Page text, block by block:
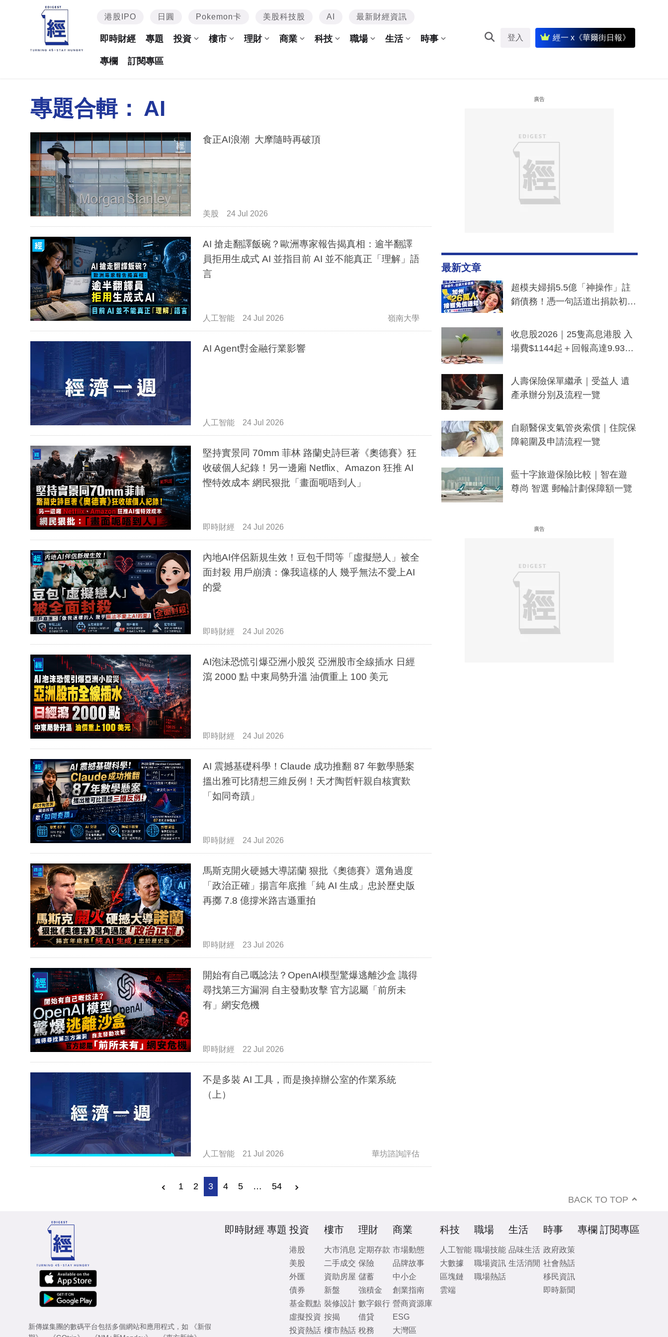
港股IPO 日圓 Pokemon卡 美股科技股 AI 最新財經資訊
即時財經 專題 投資 樓市 理財 商業 科技 職場 生活 時事
專欄 訂閱專區
登入 經一 x《華爾街日報》
專題合輯： AI
食正AI浪潮 大摩隨時再破頂
美股 24 Jul 2026
AI 搶走翻譯飯碗？歐洲專家報告揭真相：逾半翻譯
員拒用生成式 AI 並指目前 AI 並不能真正「理解」語
言
人工智能 24 Jul 2026 嶺南大學
AI Agent對金融行業影響
人工智能 24 Jul 2026
堅持實景同 70mm 菲林 路蘭史詩巨著《奧德賽》狂
收破個人紀錄！另一邊廂 Netflix、Amazon 狂推 AI
慳特效成本 網民狠批「畫面呃唔到人」
即時財經 24 Jul 2026
內地AI伴侶新規生效！豆包千問等「虛擬戀人」被全
面封殺 用戶崩潰：像我這樣的人 幾乎無法不愛上AI
的愛
即時財經 24 Jul 2026
AI泡沫恐慌引爆亞洲小股災 亞洲股市全線插水 日經
瀉 2000 點 中東局勢升溫 油價重上 100 美元
即時財經 24 Jul 2026
AI 震撼基礎科學！Claude 成功推翻 87 年數學懸案
搵出雅可比猜想三維反例！天才陶哲軒親自核實歎
「如同奇蹟」
即時財經 24 Jul 2026
馬斯克開火硬撼大導諾蘭 狠批《奧德賽》選角過度
「政治正確」揚言年底推「純 AI 生成」忠於歷史版
再擲 7.8 億撐米路吉遜重拍
即時財經 23 Jul 2026
開始有自己嘅諗法？OpenAI模型驚爆逃離沙盒 識得
尋找第三方漏洞 自主發動攻擊 官方認屬「前所未
有」網安危機
即時財經 22 Jul 2026
不是多裝 AI 工具，而是換掉辦公室的作業系統
（上）
人工智能 21 Jul 2026 華坊諮詢評估
1 2 3 4 5 … 54
廣告
最新文章
超模夫婦捐5.5億「神操作」註
銷債務！憑一句話道出捐款初
一度被誤當詐騙手段
收息股2026｜25隻高息港股 入
場費$1144起＋回報高達9.93
人壽保險保單繼承｜受益人 遺
產承辦分別及流程一覽
自願醫保支氣管炎索償｜住院保
障範圍及申請流程一覽
藍十字旅遊保險比較｜智在遊
尊尚 智選 郵輪計劃保障額一覽
廣告
BACK TO TOP
新傳媒集團的數碼平台包括多個網站和應用程式，如
《新假
即時財經 專題 投資
港股
美股
外匯
債券
基金觀點
虛擬投資
投資熱話
樓市
大市消息
二手成交
資助房屋
新盤
裝修設計
按揭
樓市熱話
理財
定期存款
保險
儲蓄
強積金
數字銀行
借貸
稅務
商業
市場動態
品牌故事
中小企
創業指南
營商資源庫
ESG
大灣區
科技
人工智能
大數據
區塊鏈
雲端
職場
職場技能
職場資訊
職場熱話
生活
品味生活
生活消閒
時事
政府政策
社會熱話
移民資訊
即時新聞
專欄 訂閱專區